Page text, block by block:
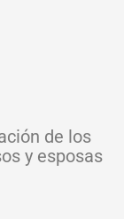
de los
y esposas